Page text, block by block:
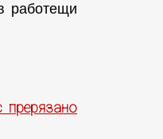
работещи
прерязано